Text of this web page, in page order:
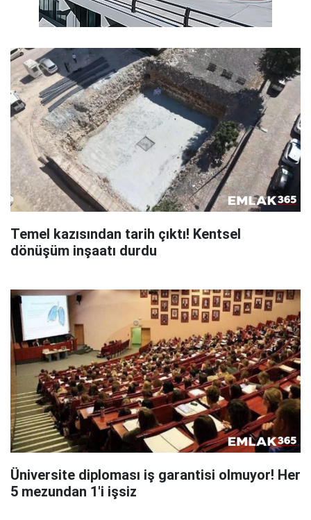
Temel kazısından tarih çıktı! Kentsel
dönüşüm inşaatı durdu
Üniversite diploması iş garantisi olmuyor! Her
5 mezundan 1'i işsiz